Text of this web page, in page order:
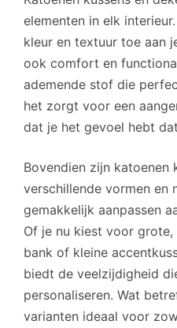
elementen in elk
kleur en textuur toe aan
ook comfort en
ademende stof die
het zorgt voor een
dat je het gevoel hebt
Bovendien zijn katoenen
verschillende vormen en
gemakkelijk aanpassen
Of je nu kiest voor
bank of kleine
biedt de veelzijdigheid
personaliseren. Wat
varianten ideaal voor